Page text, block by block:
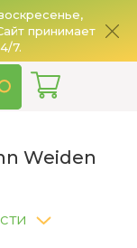
принимает
7.
Weiden